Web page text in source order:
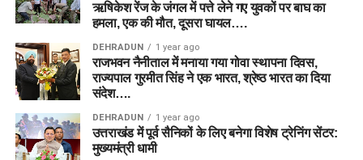
ऋषिकेश रेंज के जंगल में पत्ते लेने गए युवकों पर बाघ का
हमला, एक की मौत, दूसरा घायल….
DEHRADUN 1 year ago
राजभवन नैनीताल में मनाया गया गोवा स्थापना दिवस,
राज्यपाल गुरमीत सिंह ने एक भारत, श्रेष्ठ भारत का दिया
संदेश….
DEHRADUN 1 year ago
उत्तराखंड में पूर्व सैनिकों के लिए बनेगा विशेष ट्रेनिंग सेंटर:
मुख्यमंत्री धामी